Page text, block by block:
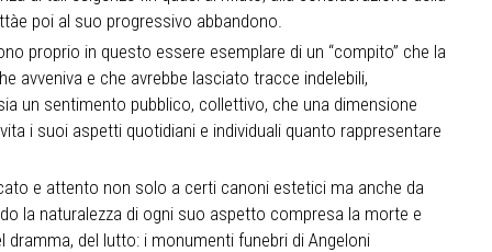
poi al suo progressivo abbandono.
proprio in questo essere esemplare di un “compito” che la
avveniva e che avrebbe lasciato tracce indelebili,
un sentimento pubblico, collettivo, che una dimensione
i suoi aspetti quotidiani e individuali quanto rappresentare
e attento non solo a certi canoni estetici ma anche da
la naturalezza di ogni suo aspetto compresa la morte e
del lutto: i monumenti funebri di Angeloni